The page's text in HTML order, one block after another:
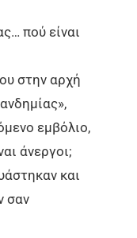
πού είναι
στην αρχή
εμβόλιο,
άνεργοι;
και
σαν